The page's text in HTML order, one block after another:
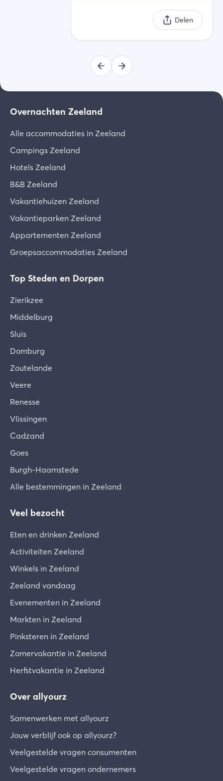
Delen
Overnachten Zeeland
Alle accommodaties in Zeeland
Campings Zeeland
Hotels Zeeland
B&B Zeeland
Vakantiehuizen Zeeland
Vakantieparken Zeeland
Appartementen Zeeland
Groepsaccommodaties Zeeland
Top Steden en Dorpen
Zierikzee
Middelburg
Sluis
Domburg
Zoutelande
Veere
Renesse
Vlissingen
Cadzand
Goes
Burgh-Haamstede
Alle bestemmingen in Zeeland
Veel bezocht
Eten en drinken Zeeland
Activiteiten Zeeland
Winkels in Zeeland
Zeeland vandaag
Evenementen in Zeeland
Markten in Zeeland
Pinksteren in Zeeland
Zomervakantie in Zeeland
Herfstvakantie in Zeeland
Over allyourz
Samenwerken met allyourz
Jouw verblijf ook op allyourz?
Veelgestelde vragen consumenten
Veelgestelde vragen ondernemers